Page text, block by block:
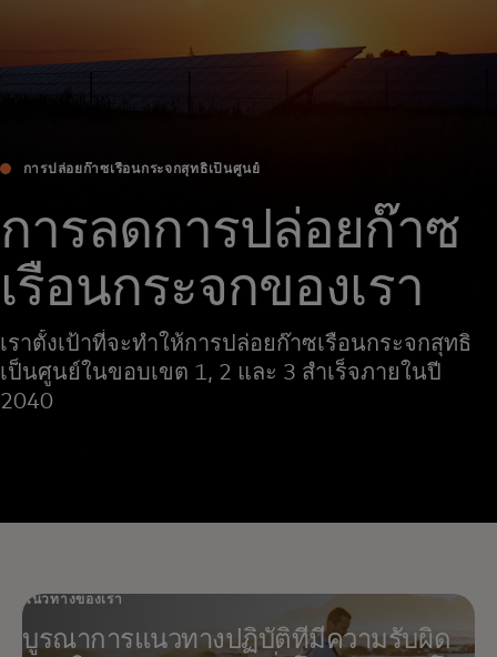
การปล่อยก๊าซเรือนกระจกสุทธิเป็นศูนย์
การลดการปล่อยก๊าซ
เรือนกระจกของเรา
เราตั้งเป้าที่จะทำให้การปล่อยก๊าซเรือนกระจกสุทธิ
เป็นศูนย์ในขอบเขต 1, 2 และ 3 สำเร็จภายในปี
2040
แนวทางของเรา
บูรณาการแนวทางปฏิบัติที่มีความรับผิด